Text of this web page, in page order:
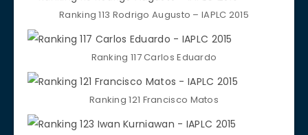
Ranking 113 Rodrigo Augusto – IAPLC 2015
Ranking 117 Carlos Eduardo
Ranking 121 Francisco Matos